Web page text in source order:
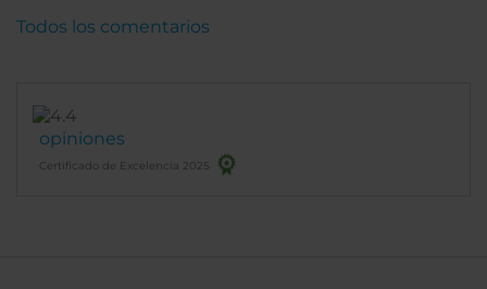
opiniones
Certificado de Excelencia 2025
Todos los comentarios